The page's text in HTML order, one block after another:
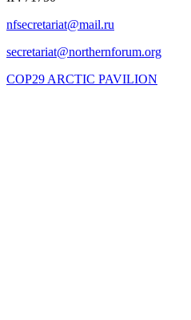
COP29 ARCTIC PAVILION